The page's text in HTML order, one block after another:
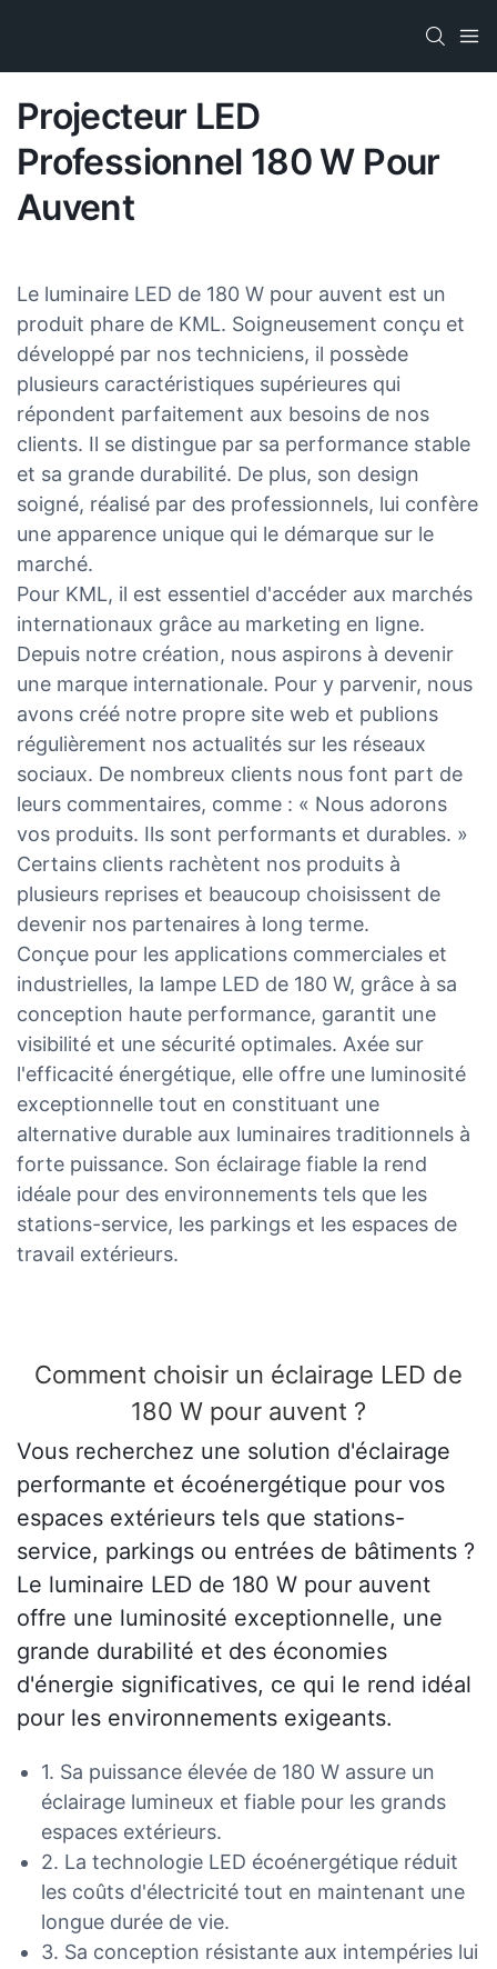
Projecteur LED
Professionnel 180 W Pour
Auvent
Le luminaire LED de 180 W pour auvent est un
produit phare de KML. Soigneusement conçu et
développé par nos techniciens, il possède
plusieurs caractéristiques supérieures qui
répondent parfaitement aux besoins de nos
clients. Il se distingue par sa performance stable
et sa grande durabilité. De plus, son design
soigné, réalisé par des professionnels, lui confère
une apparence unique qui le démarque sur le
marché.
Pour KML, il est essentiel d'accéder aux marchés
internationaux grâce au marketing en ligne.
Depuis notre création, nous aspirons à devenir
une marque internationale. Pour y parvenir, nous
avons créé notre propre site web et publions
régulièrement nos actualités sur les réseaux
sociaux. De nombreux clients nous font part de
leurs commentaires, comme : « Nous adorons
vos produits. Ils sont performants et durables. »
Certains clients rachètent nos produits à
plusieurs reprises et beaucoup choisissent de
devenir nos partenaires à long terme.
Conçue pour les applications commerciales et
industrielles, la lampe LED de 180 W, grâce à sa
conception haute performance, garantit une
visibilité et une sécurité optimales. Axée sur
l'efficacité énergétique, elle offre une luminosité
exceptionnelle tout en constituant une
alternative durable aux luminaires traditionnels à
forte puissance. Son éclairage fiable la rend
idéale pour des environnements tels que les
stations-service, les parkings et les espaces de
travail extérieurs.
Comment choisir un éclairage LED de
180 W pour auvent ?
Vous recherchez une solution d'éclairage
performante et écoénergétique pour vos
espaces extérieurs tels que stations-
service, parkings ou entrées de bâtiments ?
Le luminaire LED de 180 W pour auvent
offre une luminosité exceptionnelle, une
grande durabilité et des économies
d'énergie significatives, ce qui le rend idéal
pour les environnements exigeants.
1. Sa puissance élevée de 180 W assure un
éclairage lumineux et fiable pour les grands
espaces extérieurs.
2. La technologie LED écoénergétique réduit
les coûts d'électricité tout en maintenant une
longue durée de vie.
3. Sa conception résistante aux intempéries lui